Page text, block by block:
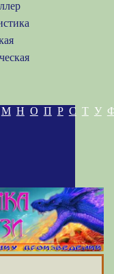
М Н О П Р С Т У